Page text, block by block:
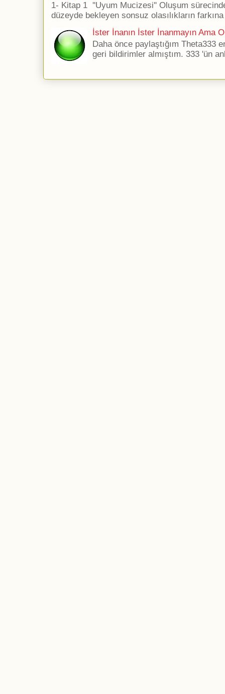
1- Kitap 1 ''Uyum Mucizesi'' Oluşum
düzeyde bekleyen sonsuz olasılıkların
İster İnanın İster İnanmayın Ama
Daha önce paylaştığım Theta333
geri bildirimler almıştım. 333 'ün